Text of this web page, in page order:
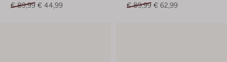
€ 89,99 € 44,99
€ 89,99 € 62,99